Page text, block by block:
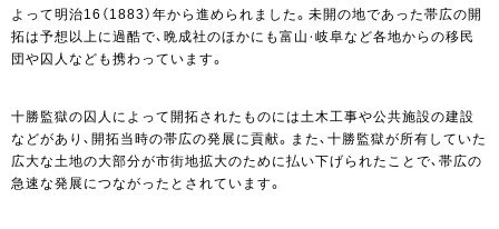
よって明治16（1883）年から進められました。未開の地であった帯広の開
拓は予想以上に過酷で、晩成社のほかにも富山・岐阜など各地からの移民
団や囚人なども携わっています。
十勝監獄の囚人によって開拓されたものには土木工事や公共施設の建設
などがあり、開拓当時の帯広の発展に貢献。また、十勝監獄が所有していた
広大な土地の大部分が市街地拡大のために払い下げられたことで、帯広の
急速な発展につながったとされています。